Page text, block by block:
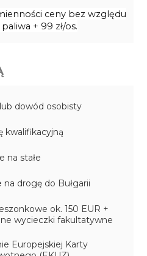
ceny bez względu
+ 99 zł/os.
dowód osobisty
kwalifikacyjną
na stałe
na drogę do Bułgarii
ok. 150 EUR +
wycieczki fakultatywne
Europejskiej Karty